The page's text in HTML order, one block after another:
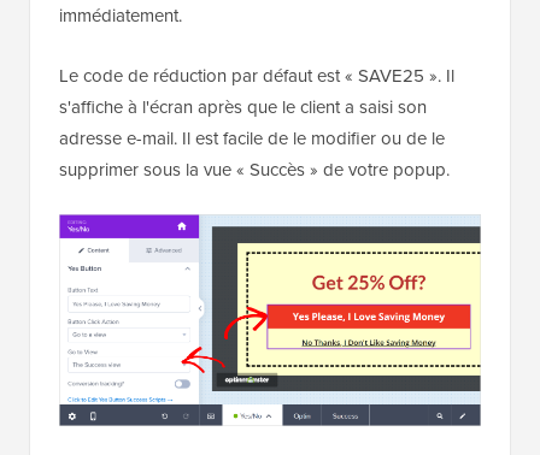
immédiatement.
Le code de réduction par défaut est « SAVE25 ». Il
s'affiche à l'écran après que le client a saisi son
adresse e-mail. Il est facile de le modifier ou de le
supprimer sous la vue « Succès » de votre popup.